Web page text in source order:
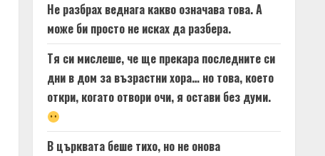
Не разбрах веднага какво означава това. А
може би просто не исках да разбера.
Тя си мислеше, че ще прекара последните си
дни в дом за възрастни хора… но това, което
откри, когато отвори очи, я остави без думи.
В църквата беше тихо, но не онова